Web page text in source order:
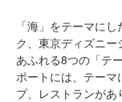
「海」をテーマに
ク、東京ディズニ
あふれる8つの「テ
ポートには、テーマ
プ、レストランがあ